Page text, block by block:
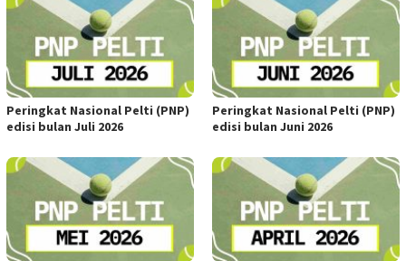
Peringkat Nasional Pelti (PNP)
edisi bulan Juli 2026
Peringkat Nasional Pelti (PNP)
edisi bulan Juni 2026